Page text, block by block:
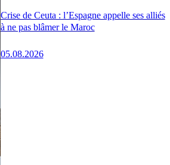
Crise de Ceuta : l’Espagne appelle ses alliés
à ne pas blâmer le Maroc
05.08.2026